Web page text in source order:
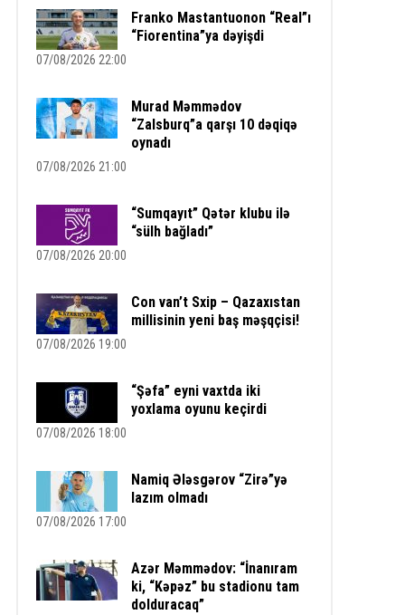
Franko Mastantuonon “Real”ı
“Fiorentina”ya dəyişdi
07/08/2026 22:00
Murad Məmmədov
“Zalsburq”a qarşı 10 dəqiqə
oynadı
07/08/2026 21:00
“Sumqayıt” Qətər klubu ilə
“sülh bağladı”
07/08/2026 20:00
Con van’t Sxip – Qazaxıstan
millisinin yeni baş məşqçisi!
07/08/2026 19:00
“Şəfa” eyni vaxtda iki
yoxlama oyunu keçirdi
07/08/2026 18:00
Namiq Ələsgərov “Zirə”yə
lazım olmadı
07/08/2026 17:00
Azər Məmmədov: “İnanıram
ki, “Kəpəz” bu stadionu tam
dolduracaq”